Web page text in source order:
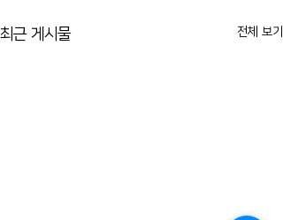
최근 게시물 전체 보기